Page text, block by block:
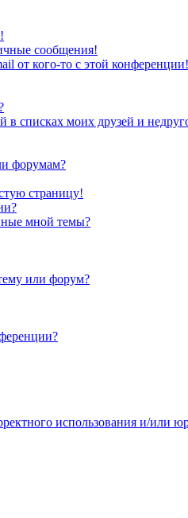
сообщения!
от кого-то с этой конференции!
в списках моих друзей и
форумам?
страницу!
мной темы?
или форум?
использования и/или